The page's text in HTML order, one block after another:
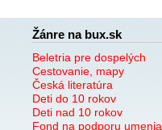
Žánre na bux.sk
Beletria pre dospelých
Cestovanie, mapy
Česká literatúra
Deti do 10 rokov
Deti nad 10 rokov
Fond na podporu umenia